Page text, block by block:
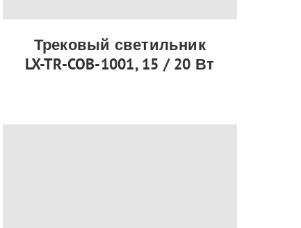
Трековый светильник
LX-TR-COB-1001, 15 / 20 Вт